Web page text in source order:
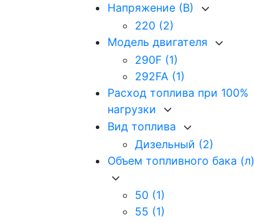
Напряжение (В)
220 (2)
Модель двигателя
290F (1)
292FA (1)
Расход топлива при 100%
нагрузки
Вид топлива
Дизельный (2)
Объем топливного бака (л)
50 (1)
55 (1)